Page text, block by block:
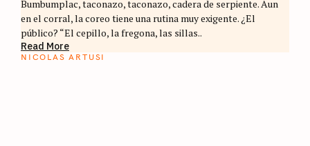
Bumbumplac, taconazo, taconazo, cadera de serpiente. Aun
en el corral, la coreo tiene una rutina muy exigente. ¿El
público? “El cepillo, la fregona, las sillas..
Read More
NICOLAS ARTUSI